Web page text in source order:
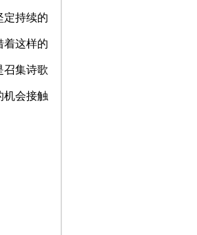
定持续的
着这样的
召集诗歌
机会接触